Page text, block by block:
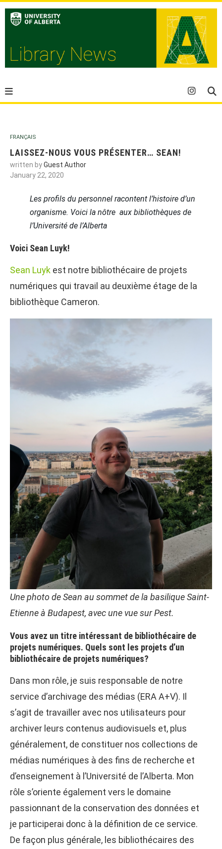
FRANÇAIS
LAISSEZ-NOUS VOUS PRÉSENTER… SEAN!
written byGuest Author
January 22, 2020
Les profils du personnel racontent l’histoire d’un
organisme. Voici la nôtre aux bibliothèques de
l’Université de l’Alberta
Voici Sean Luyk!
Sean Luyk est notre bibliothécaire de projets
numériques qui travail au deuxième étage de la
bibliothèque Cameron.
Une photo de Sean au sommet de la basilique Saint-
Etienne à Budapest, avec une vue sur Pest.
Vous avez un titre intéressant de bibliothécaire de
projets numériques. Quels sont les projets d’un
bibliothécaire de projets numériques?
Dans mon rôle, je suis responsable de notre
service d’archivage des médias (ERA A+V). Il
s’agit de travailler avec nos utilisateurs pour
archiver leurs contenus audiovisuels et, plus
généralement, de constituer nos collections de
médias numériques à des fins de recherche et
d’enseignement à l’Université de l’Alberta. Mon
rôle s’oriente également vers le domaine
passionnant de la conservation des données et
je participerai donc à la définition de ce service.
De façon plus générale, les bibliothécaires des